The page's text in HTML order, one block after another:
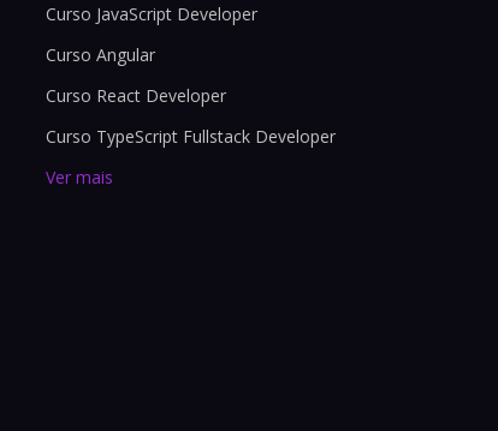
Curso JavaScript Developer
Curso Angular
Curso React Developer
Curso TypeScript Fullstack Developer
Ver mais